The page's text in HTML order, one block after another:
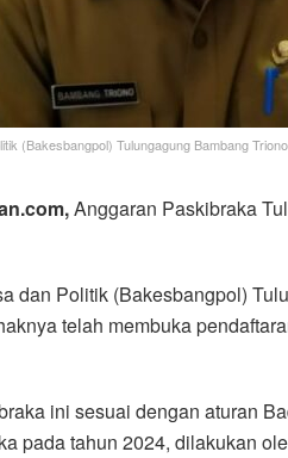
(Bakesbangpol) Tulungagung Bambang
Anggaran Paskibraka
dan Politik (Bakesbangpol)
telah membuka
ini sesuai dengan aturan
pada tahun 2024, dilakukan